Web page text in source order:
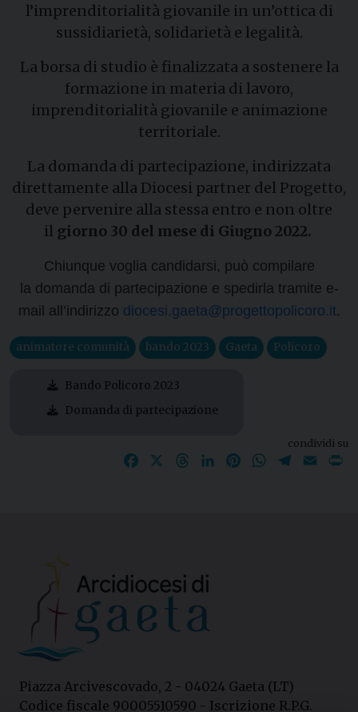
l’imprenditorialità giovanile in un’ottica di
sussidiarietà, solidarietà e legalità.
La borsa di studio è finalizzata a sostenere la
formazione in materia di lavoro,
imprenditorialità giovanile e animazione
territoriale.
La domanda di partecipazione, indirizzata
direttamente alla Diocesi partner del Progetto,
deve pervenire alla stessa entro e non oltre
il giorno 30 del mese di Giugno 2022.
Chiunque voglia candidarsi, può compilare
la domanda di partecipazione e spedirla tramite e-
mail all’indirizzo diocesi.gaeta@progettopolicoro.it.
animatore comunità bando 2023 Gaeta Policoro
Bando Policoro 2023
Domanda di partecipazione
condividi su
Facebook ThreadsLinkedInPinterestWhatsApp
Telegram
Email
Piazza Arcivescovado, 2 - 04024 Gaeta (LT)
Codice fiscale 90005510590 - Iscrizione R.P.G.